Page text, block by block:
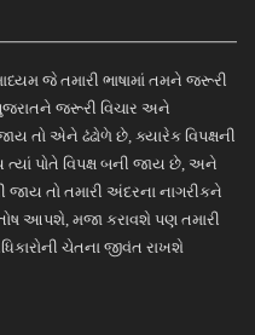
જે તમારી ભાષામાં તમને જરૂરી
જરૂરી વિચાર અને
તો એને ઢંઢોળે છે, ક્યારેક વિપક્ષની
પોતે વિપક્ષ બની જાય છે, અને
તો તમારી અંદરના નાગરીકને
આપશે, મજા કરાવશે પણ તમારી
ચેતના જીવંત રાખશે